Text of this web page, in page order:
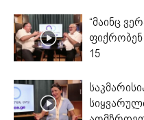
“მაინც
ფიქრობენ
15